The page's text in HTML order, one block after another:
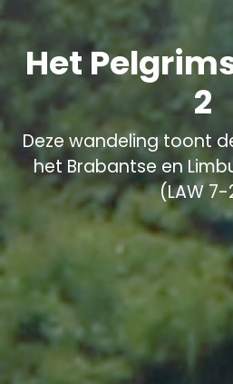
Het
2
Deze wandeling toont
het Brabantse en
(LAW